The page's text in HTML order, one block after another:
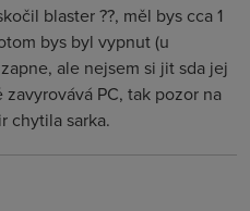
blaster ??, měl bys cca 1
bys byl vypnut (u
ale nejsem si jit sda jej
PC, tak pozor na
chytila sarka.